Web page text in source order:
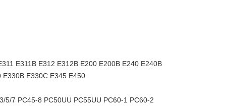
E311B E312 E312B E200 E200B E240 E240B
E330C E345 E450
5/7 PC45-8 PC50UU PC55UU PC60-1 PC60-2